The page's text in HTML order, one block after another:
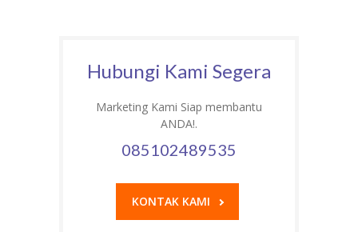
Internasional Internasional
Hubungi Kami Segera
Marketing Kami Siap membantu
ANDA!.
085102489535
KONTAK KAMI